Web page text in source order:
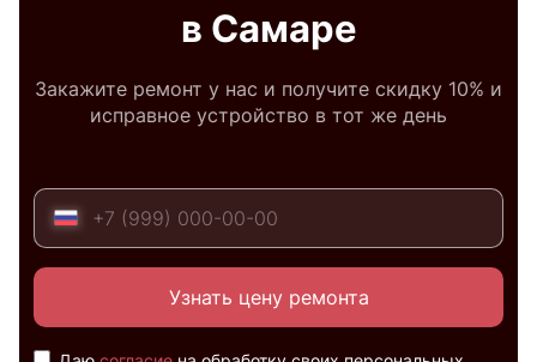
в Самаре
Закажите ремонт у нас и получите скидку 10% и
исправное устройство в тот же день
Узнать цену ремонта